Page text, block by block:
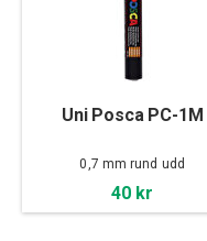
Uni Posca PC-1M
0,7 mm rund udd
40 kr